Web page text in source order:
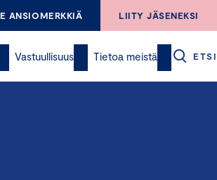
ANSIOMERKKIÄ LIITY JÄSENEKSI
Vastuullisuus Tietoa meistä ETSI